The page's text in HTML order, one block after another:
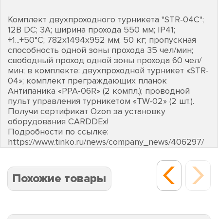
Комплект двухпроходного турникета "STR-04C";
12В DC; 3А; ширина прохода 550 мм; IP41;
+1...+50°C; 782х1494х952 мм; 50 кг; пропускная
способность одной зоны прохода 35 чел/мин;
свободный проход одной зоны прохода 60 чел/
мин; в комплекте: двухпроходной турникет «STR-
04»; комплект преграждающих планок
Антипаника «PPA-06R» (2 компл.); проводной
пульт управления турникетом «TW-02» (2 шт.).
Получи сертификат Ozon за установку
оборудования CARDDEх!
Подробности по ссылке:
https://www.tinko.ru/news/company_news/406297/
Похожие товары